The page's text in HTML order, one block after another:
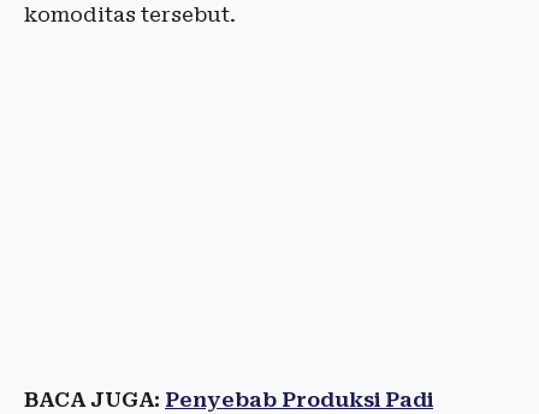
komoditas tersebut.
BACA JUGA: Penyebab Produksi Padi